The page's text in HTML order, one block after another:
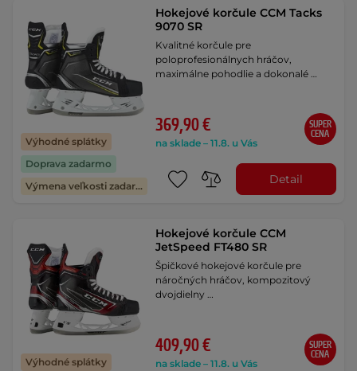
Výhodné splátky
Doprava zadarmo
Výmena veľkosti zadarmo
Hokejové korčule CCM Tacks
9070 SR
Kvalitné korčule pre
poloprofesionálnych hráčov,
maximálne pohodlie a dokonalé …
369,90 €
na sklade – 11.8. u Vás
SUPER
CENA
Detail
Výhodné splátky
Hokejové korčule CCM
JetSpeed FT480 SR
Špičkové hokejové korčule pre
náročných hráčov, kompozitový
dvojdielny …
409,90 €
na sklade – 11.8. u Vás
SUPER
CENA